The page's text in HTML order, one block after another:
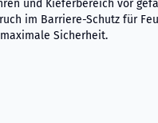
und Kieferbereich vor
im Barriere-Schutz für
Sicherheit.